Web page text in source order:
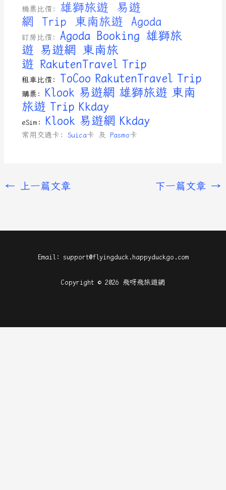
機票比價: 雄獅旅遊
易遊
網
Trip 東南旅遊 Agoda
訂房比價:Agoda Booking 雄獅旅
遊 易遊網 東南旅
遊 RakutenTravel Trip
租車比價: ToCoo RakutenTravel Trip
購票: Klook 易遊網 雄獅旅遊 東南
旅遊 Trip Kkday
eSim: Klook 易遊網 Kkday
常用交通卡:Suica卡 及Pasmo卡
← 上一篇文章 下一篇文章 →
Email: support@flyingduck.happyduckgo.com
Copyright © 2026 飛呀飛旅遊網